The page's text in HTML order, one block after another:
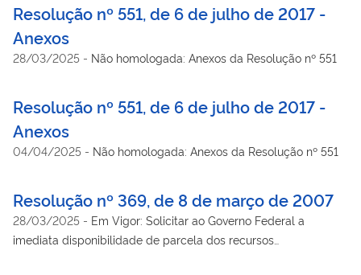
Resolução nº 551, de 6 de julho de 2017 -
Anexos
28/03/2025 - Não homologada: Anexos da Resolução nº 551
Resolução nº 551, de 6 de julho de 2017 -
Anexos
04/04/2025 - Não homologada: Anexos da Resolução nº 551
Resolução nº 369, de 8 de março de 2007
28/03/2025 - Em Vigor: Solicitar ao Governo Federal a
imediata disponibilidade de parcela dos recursos